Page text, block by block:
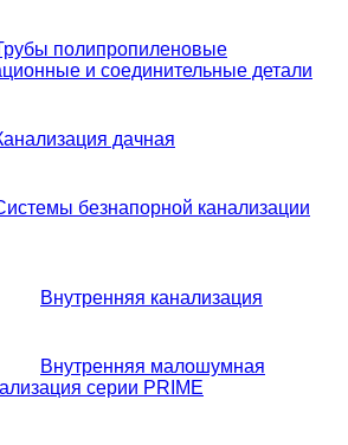
полипропиленовые
и соединительные детали
дачная
безнапорной канализации
Внутренняя канализация
Внутренняя малошумная
серии PRIME